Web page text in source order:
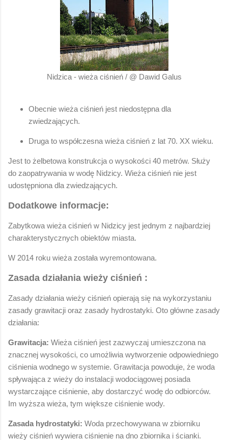
Nidzica - wieża ciśnień / @ Dawid Galus
Obecnie wieża ciśnień jest niedostępna dla
zwiedzających.
Druga to współczesna wieża ciśnień z lat 70. XX wieku.
Jest to żelbetowa konstrukcja o wysokości 40 metrów. Służy
do zaopatrywania w wodę Nidzicy. Wieża ciśnień nie jest
udostępniona dla zwiedzających.
Dodatkowe informacje:
Zabytkowa wieża ciśnień w Nidzicy jest jednym z najbardziej
charakterystycznych obiektów miasta.
W 2014 roku wieża została wyremontowana.
Zasada działania wieży ciśnień :
Zasady działania wieży ciśnień opierają się na wykorzystaniu
zasady grawitacji oraz zasady hydrostatyki. Oto główne zasady
działania:
Grawitacja: Wieża ciśnień jest zazwyczaj umieszczona na
znacznej wysokości, co umożliwia wytworzenie odpowiedniego
ciśnienia wodnego w systemie. Grawitacja powoduje, że woda
spływająca z wieży do instalacji wodociągowej posiada
wystarczające ciśnienie, aby dostarczyć wodę do odbiorców.
Im wyższa wieża, tym większe ciśnienie wody.
Zasada hydrostatyki: Woda przechowywana w zbiorniku
wieży ciśnień wywiera ciśnienie na dno zbiornika i ścianki.